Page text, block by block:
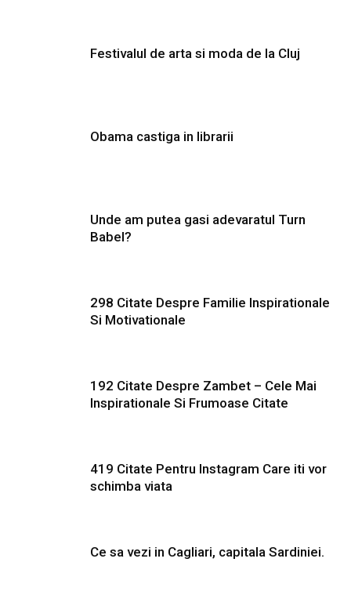
Festivalul de arta si moda de la Cluj
Obama castiga in librarii
Unde am putea gasi adevaratul Turn
Babel?
298 Citate Despre Familie Inspirationale
Si Motivationale
192 Citate Despre Zambet – Cele Mai
Inspirationale Si Frumoase Citate
419 Citate Pentru Instagram Care iti vor
schimba viata
Ce sa vezi in Cagliari, capitala Sardiniei.